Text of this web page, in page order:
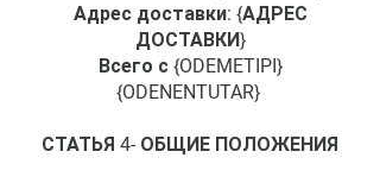
Адрес доставки: {АДРЕС
ДОСТАВКИ}
Всего с {ODEMETIPI}
{ODENENTUTAR}
СТАТЬЯ 4- ОБЩИЕ ПОЛОЖЕНИЯ